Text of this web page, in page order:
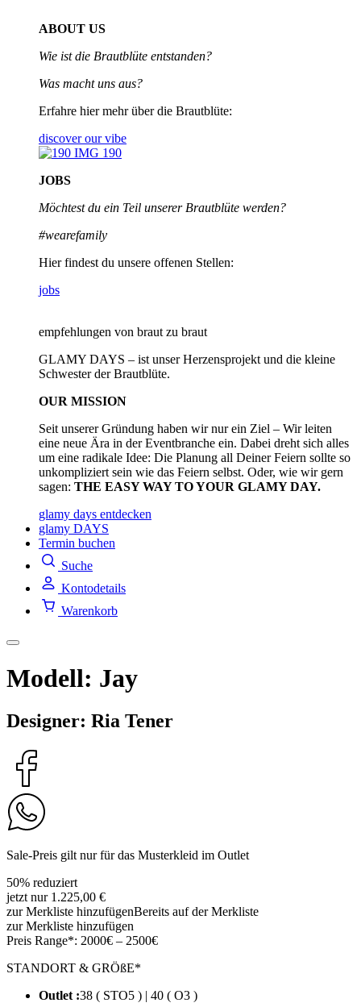
ABOUT US
Wie ist die Brautblüte entstanden?
Was macht uns aus?
Erfahre hier mehr über die Brautblüte:
discover our vibe
JOBS
Möchtest du ein Teil unsererBrautblüte werden?
#wearefamily
Hier findest du unsere offenen Stellen:
jobs
empfehlungen von braut zu braut
GLAMY DAYS – ist unser Herzensprojekt und die kleine
Schwester der Brautblüte.
OUR MISSION
Seit unserer Gründung haben wir nur ein Ziel – Wir leiten
eine neue Ära in der Eventbranche ein. Dabei dreht sich alles
um eine radikale Idee: Die Planung all Deiner Feiern sollte so
unkompliziert sein wie das Feiern selbst. Oder, wie wir gern
sagen: THE EASY WAY TO YOUR GLAMY DAY.
glamy days entdecken
glamy DAYS
Termin buchen
Suche
Kontodetails
Warenkorb
Modell: Jay
Designer: Ria Tener
Sale-Preis gilt nur für das Musterkleid im Outlet
50% reduziert
jetzt nur 1.225,00 €
zur Merkliste hinzufügenBereits auf der Merkliste
zur Merkliste hinzufügen
Preis Range*: 2000€ – 2500€
STANDORT & GRÖßE*
Outlet :38 ( STO5 ) | 40 ( O3 )